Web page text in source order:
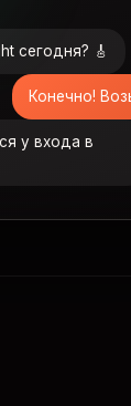
сегодня? 🎸
Конечно!
у входа в